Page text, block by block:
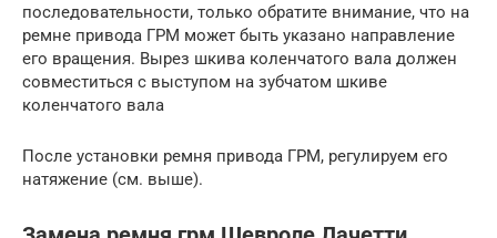
последовательности, только обратите внимание, что на
ремне привода ГРМ может быть указано направление
его вращения. Вырез шкива коленчатого вала должен
совместиться с выступом на зубчатом шкиве
коленчатого вала
После установки ремня привода ГРМ, регулируем его
натяжение (см. выше).